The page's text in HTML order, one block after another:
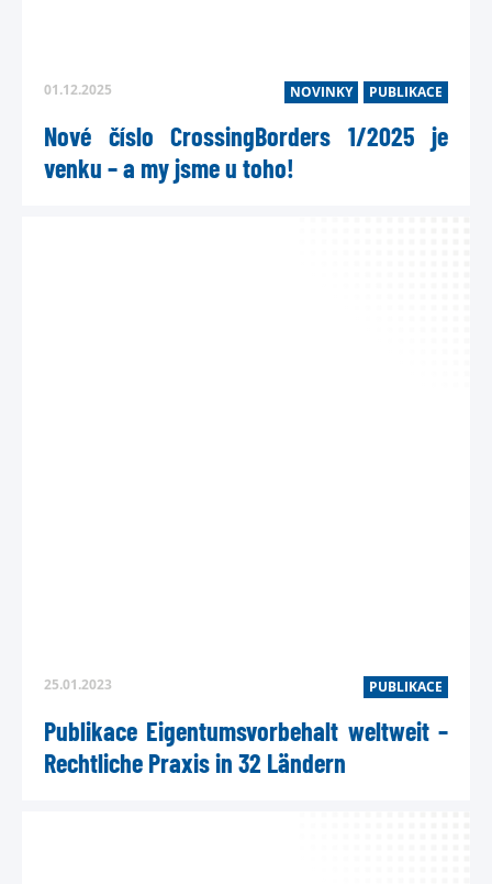
01.12.2025 NOVINKY PUBLIKACE
Nové číslo CrossingBorders 1/2025 je
venku – a my jsme u toho!
25.01.2023 PUBLIKACE
Publikace Eigentumsvorbehalt weltweit –
Rechtliche Praxis in 32 Ländern